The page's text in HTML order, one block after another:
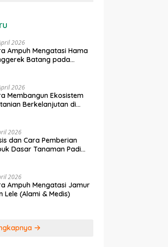
Ekonomi Sumber Daya Lahan:
2026
Ampuh Mengatasi Hama
Batang pada
2026
Membangun Ekosistem
Berkelanjutan di
2026
dan Cara Pemberian
Dasar Tanaman Padi
2026
Ampuh Mengatasi Jamur
Lele (Alami & Medis)